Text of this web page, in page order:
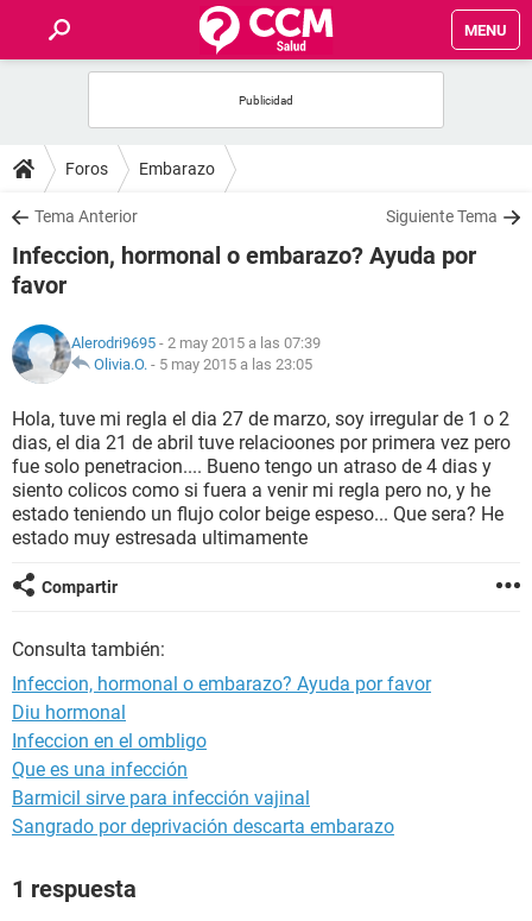
MENU
FOROS
SALUD
FAMILIA
NUTRICIÓN
SEXUALIDAD
GLOSARIO
Foros Embarazo
Tema Anterior Siguiente Tema
Infeccion, hormonal o embarazo? Ayuda por
favor
Alerodri9695 - 2 may 2015 a las 07:39
Olivia.O. - 5 may 2015 a las 23:05
Hola, tuve mi regla el dia 27 de marzo, soy irregular de 1 o 2
dias, el dia 21 de abril tuve relacioones por primera vez pero
fue solo penetracion.... Bueno tengo un atraso de 4 dias y
siento colicos como si fuera a venir mi regla pero no, y he
estado teniendo un flujo color beige espeso... Que sera? He
estado muy estresada ultimamente
Compartir
Consulta también:
Infeccion, hormonal o embarazo? Ayuda por favor
Diu hormonal
Infeccion en el ombligo
Que es una infección
Barmicil sirve para infección vajinal
Sangrado por deprivación descarta embarazo
1 respuesta